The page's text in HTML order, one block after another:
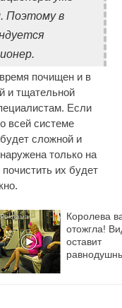
Поэтому в
почищен и в
и тщательной
Если
всей системе
сложной и
только на
их будет
Королева
отожгла!
оставит